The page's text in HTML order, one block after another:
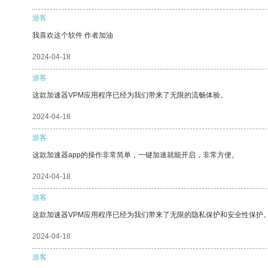
游客
我喜欢这个软件 作者加油
2024-04-18
游客
这款加速器VPM应用程序已经为我们带来了无限的流畅体验。
2024-04-18
游客
这款加速器app的操作非常简单，一键加速就能开启，非常方便。
2024-04-18
游客
这款加速器VPM应用程序已经为我们带来了无限的隐私保护和安全性保护
2024-04-18
游客